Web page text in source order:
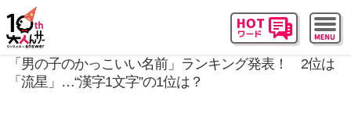
「男の子のかっこいい名前」ランキング発表！ 2位は
「流星」…“漢字1文字”の1位は？